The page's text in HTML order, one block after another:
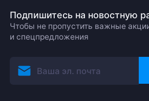
Подпишитесь на новостную
Чтобы не пропустить важные
и спецпредложения